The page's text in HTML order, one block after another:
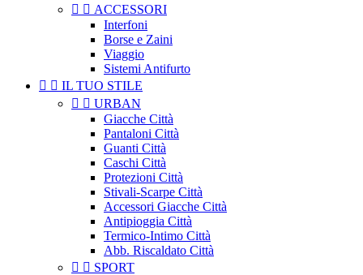
  ACCESSORI
Interfoni
Borse e Zaini
Viaggio
Sistemi Antifurto
  IL TUO STILE
  URBAN
Giacche Città
Pantaloni Città
Guanti Città
Caschi Città
Protezioni Città
Stivali-Scarpe Città
Accessori Giacche Città
Antipioggia Città
Termico-Intimo Città
Abb. Riscaldato Città
  SPORT